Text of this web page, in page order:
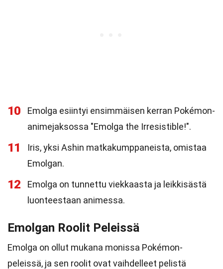
10
Emolga esiintyi ensimmäisen kerran Pokémon-
animejaksossa "Emolga the Irresistible!".
11
Iris, yksi Ashin matkakumppaneista, omistaa
Emolgan.
12
Emolga on tunnettu viekkaasta ja leikkisästä
luonteestaan animessa.
Emolgan Roolit Peleissä
Emolga on ollut mukana monissa Pokémon-
peleissä, ja sen roolit ovat vaihdelleet pelistä